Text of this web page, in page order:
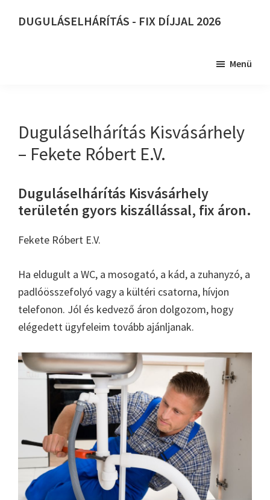
DUGULÁSELHÁRÍTÁS - FIX DÍJJAL 2026
Menü
Duguláselhárítás Kisvásárhely
– Fekete Róbert E.V.
Duguláselhárítás Kisvásárhely
területén gyors kiszállással, fix áron.
Fekete Róbert E.V.
Ha eldugult a WC, a mosogató, a kád, a zuhanyzó, a
padlóösszefolyó vagy a kültéri csatorna, hívjon
telefonon. Jól és kedvező áron dolgozom, hogy
elégedett ügyfeleim tovább ajánljanak.